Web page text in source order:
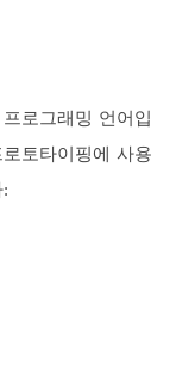
로그래밍 언어입
토타이핑에 사용